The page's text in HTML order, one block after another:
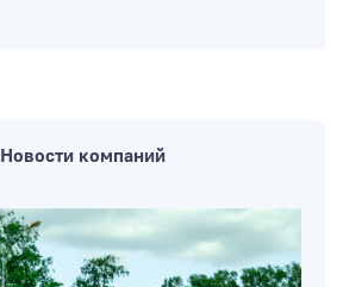
Новости компаний